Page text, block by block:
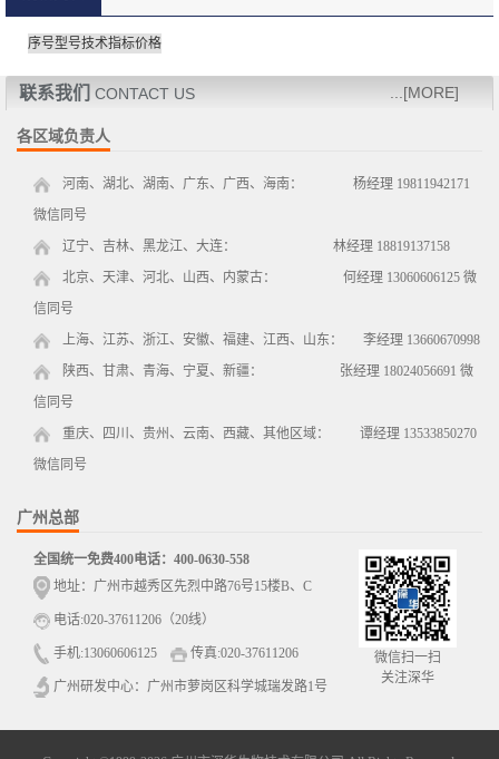
序号型号技术指标价格
联系我们 CONTACT US ...[MORE]
各区域负责人
河南、湖北、湖南、广东、广西、海南： 杨经理 19811942171
微信同号
辽宁、吉林、黑龙江、大连： 林经理 18819137158
北京、天津、河北、山西、内蒙古： 何经理 13060606125 微
信同号
上海、江苏、浙江、安徽、福建、江西、山东： 李经理 13660670998
陕西、甘肃、青海、宁夏、新疆： 张经理 18024056691 微
信同号
重庆、四川、贵州、云南、西藏、其他区域： 谭经理 13533850270
微信同号
广州总部
全国统一免费400电话：400-0630-558
地址：广州市越秀区先烈中路76号15楼B、C
电话:020-37611206（20线）
手机:13060606125 传真:020-37611206
广州研发中心：广州市萝岗区科学城瑞发路1号
微信扫一扫
关注深华